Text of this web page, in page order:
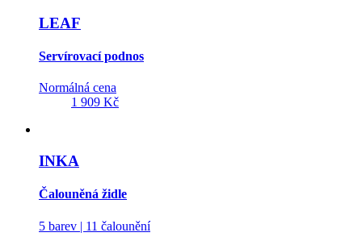
LEAF
Servírovací podnos
Normálná cena
1 909 Kč
INKA
Čalouněná židle
5 barev | 11 čalounění